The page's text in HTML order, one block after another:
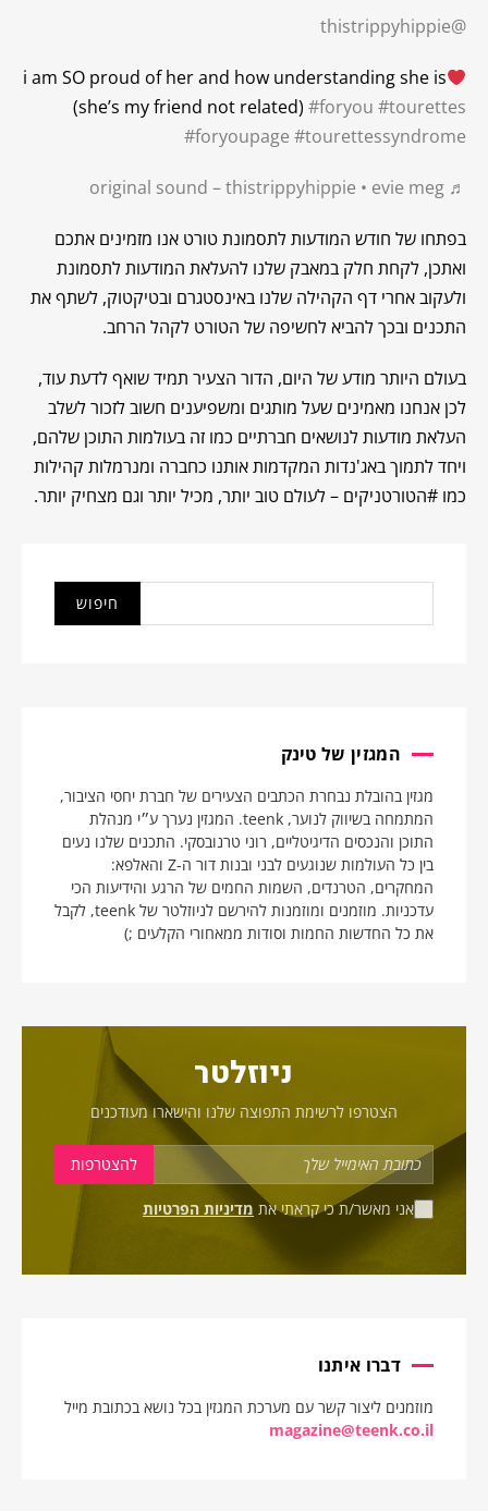
@thistrippyhippie
i am SO proud of her and how understanding she is
(she’s my friend not related) #foryou #tourettes
#foryoupage #tourettessyndrome
♬ original sound – thistrippyhippie • evie meg
בפתחו של חודש המודעות לתסמונת טורט אנו מזמינים אתכם
ואתכן, לקחת חלק במאבק שלנו להעלאת המודעות לתסמונת
ולעקוב אחרי דף הקהילה שלנו באינסטגרם ובטיקטוק, לשתף את
התכנים ובכך להביא לחשיפה של הטורט לקהל הרחב.
בעולם היותר מודע של היום, הדור הצעיר תמיד שואף לדעת עוד,
לכן אנחנו מאמינים שעל מותגים ומשפיענים חשוב לזכור לשלב
העלאת מודעות לנושאים חברתיים כמו זה בעולמות התוכן שלהם,
ויחד לתמוך באג'נדות המקדמות אותנו כחברה ומנרמלות קהילות
כמו #הטורטניקים – לעולם טוב יותר, מכיל יותר וגם מצחיק יותר.
המגזין של טינק
מגזין בהובלת נבחרת הכתבים הצעירים של חברת יחסי הציבור,
המתמחה בשיווק לנוער, teenk. המגזין נערך ע״י מנהלת
התוכן והנכסים הדיגיטליים, רוני טרנובסקי. התכנים שלנו נעים
בין כל העולמות שנוגעים לבני ובנות דור ה-Z והאלפא:
המחקרים, הטרנדים, השמות החמים של הרגע והידיעות הכי
עדכניות. מוזמנים ומוזמנות להירשם לניוזלטר של teenk, לקבל
את כל החדשות החמות וסודות ממאחורי הקלעים ;)
ניוזלטר
הצטרפו לרשימת התפוצה שלנו והישארו מעודכנים
אני מאשר/ת כי קראתי את מדיניות הפרטיות
דברו איתנו
מוזמנים ליצור קשר עם מערכת המגזין בכל נושא בכתובת מייל
magazine@teenk.co.il